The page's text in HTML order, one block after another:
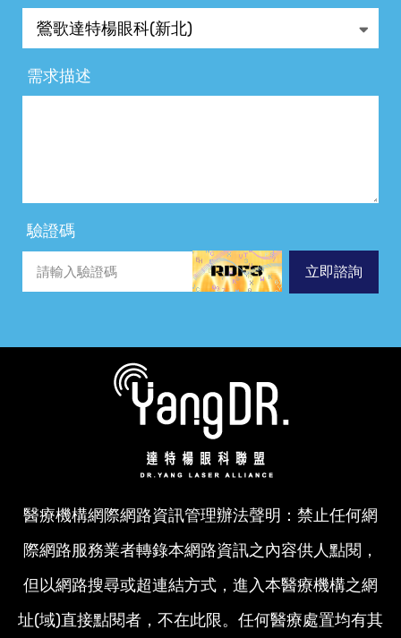
需求描述
驗證碼
立即諮詢
醫療機構網際網路資訊管理辦法聲明：禁止任何網
際網路服務業者轉錄本網路資訊之內容供人點閱，
但以網路搜尋或超連結方式，進入本醫療機構之網
址(域)直接點閱者，不在此限。任何醫療處置均有其